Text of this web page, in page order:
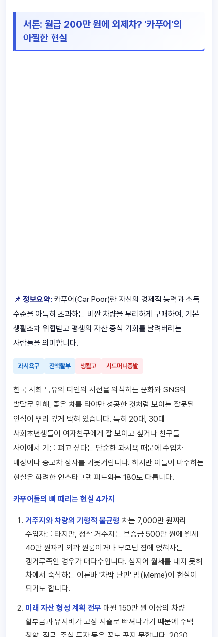
서론: 월급 200만 원에 외제차? '카푸어'의
아찔한 현실
📌 정보요약: 카푸어(Car Poor)란 자신의 경제적 능력과 소득
수준을 아득히 초과하는 비싼 차량을 무리하게 구매하여, 기본
생활조차 위협받고 평생의 자산 증식 기회를 날려버리는
사람들을 의미합니다.
과시욕구 전액할부 생활고 시드머니증발
한국 사회 특유의 타인의 시선을 의식하는 문화와 SNS의
발달로 인해, 좋은 차를 타야만 성공한 것처럼 보이는 잘못된
인식이 뿌리 깊게 박혀 있습니다. 특히 20대, 30대
사회초년생들이 여자친구에게 잘 보이고 싶거나 친구들
사이에서 기를 펴고 싶다는 단순한 과시욕 때문에 수입차
매장이나 중고차 상사를 기웃거립니다. 하지만 이들이 마주하는
현실은 화려한 인스타그램 피드와는 180도 다릅니다.
카푸어들의 뼈 때리는 현실 4가지
거주지와 차량의 기형적 불균형 차는 7,000만 원짜리
수입차를 타지만, 정작 거주지는 보증금 500만 원에 월세
40만 원짜리 외곽 원룸이거나 부모님 집에 얹혀사는
캥거루족인 경우가 대다수입니다. 심지어 월세를 내지 못해
차에서 숙식하는 이른바 '차박 난민' 밈(Meme)이 현실이
되기도 합니다.
미래 자산 형성 계획 전무 매월 150만 원 이상의 차량
할부금과 유지비가 고정 지출로 빠져나가기 때문에 주택